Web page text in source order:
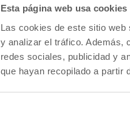
Esta página web usa cookies
Las cookies de este sitio
y analizar el tráfico. Además,
redes sociales, publicidad y
que hayan recopilado a partir